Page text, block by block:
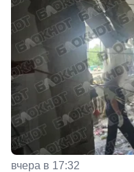
вчера в 17:32